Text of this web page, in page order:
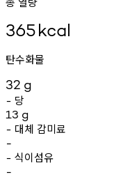
365kcal
탄수화물
32 g
- 당
13 g
- 대체 감미료
-
- 식이섬유
-